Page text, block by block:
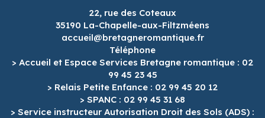
22, rue des Coteaux
35190 La-Chapelle-aux-Filtzméens
accueil@bretagneromantique.fr
Téléphone
> Accueil et Espace Services Bretagne romantique : 02
99 45 23 45
> Relais Petite Enfance : 02 99 45 20 12
> SPANC : 02 99 45 31 68
> Service instructeur Autorisation Droit des Sols (ADS) :